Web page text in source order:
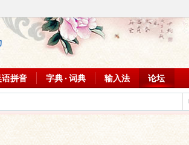
语拼音 字典 · 词典 输入法 论坛